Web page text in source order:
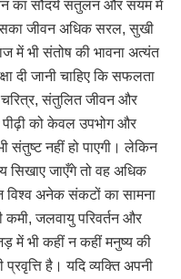
का सौंदर्य संतुलन और संयम में
जीवन अधिक सरल, सुखी
में भी संतोष की भावना अत्यंत
दी जानी चाहिए कि सफलता
संतुलित जीवन और
पीढ़ी को केवल उपभोग और
संतुष्ट नहीं हो पाएगी। लेकिन
सिखाए जाएँगे तो वह अधिक
विश्व अनेक संकटों का सामना
कमी, जलवायु परिवर्तन और
में भी कहीं न कहीं मनुष्य की
है। यदि व्यक्ति अपनी